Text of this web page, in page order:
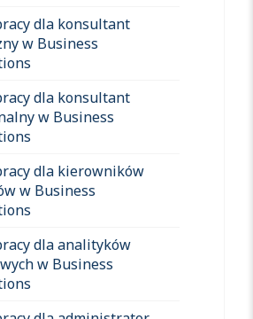
dla konsultant
w Business
dla konsultant
w Business
dla kierowników
w Business
dla analityków
w Business